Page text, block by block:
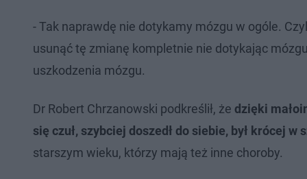
- Tak naprawdę nie dotykamy mózgu w ogóle.
usunąć tę zmianę kompletnie nie dotykając
uszkodzenia mózgu.
Dr Robert Chrzanowski podkreślił, że dzięki
się czuł, szybciej doszedł do siebie, był krócej w
starszym wieku, którzy mają też inne choroby.